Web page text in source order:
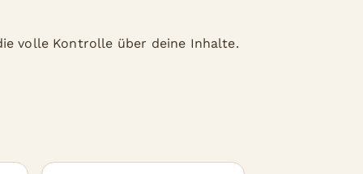
volle Kontrolle über deine Inhalte.